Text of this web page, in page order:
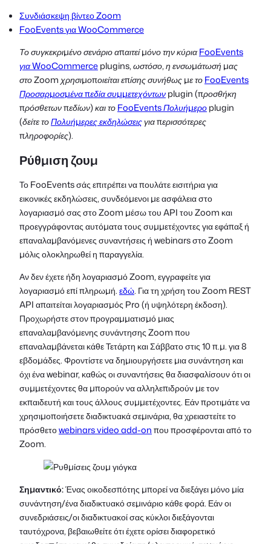
Συνδιάσκεψη βίντεο Zoom
FooEvents για WooCommerce
Το συγκεκριμένο σενάριο απαιτεί μόνο την κύριαFooEvents
για WooCommerceplugins, ωστόσο, η ενσωμάτωσή μας
στο Zoom χρησιμοποιείται επίσης συνήθως με τοFooEvents
Προσαρμοσμένα πεδία συμμετεχόντωνplugin (προσθήκη
πρόσθετων πεδίων) και τοFooEvents Πολυήμεροplugin
(δείτε τοΠολυήμερες εκδηλώσειςγια περισσότερες
πληροφορίες).
Ρύθμιση ζουμ
Το FooEvents σάς επιτρέπει να πουλάτε εισιτήρια για
εικονικές εκδηλώσεις, συνδεόμενοι με ασφάλεια στο
λογαριασμό σας στο Zoom μέσω του API του Zoom και
προεγγράφοντας αυτόματα τους συμμετέχοντες για εφάπαξ ή
επαναλαμβανόμενες συναντήσεις ή webinars στο Zoom
μόλις ολοκληρωθεί η παραγγελία.
Αν δεν έχετε ήδη λογαριασμό Zoom, εγγραφείτε για
λογαριασμό επί πληρωμή.εδώ. Για τη χρήση του Zoom REST
API απαιτείται λογαριασμός Pro (ή υψηλότερη έκδοση).
Προχωρήστε στον προγραμματισμό μιας
επαναλαμβανόμενης συνάντησης Zoom που
επαναλαμβάνεται κάθε Τετάρτη και Σάββατο στις 10 π.μ. για 8
εβδομάδες. Φροντίστε να δημιουργήσετε μια συνάντηση και
όχι ένα webinar, καθώς οι συναντήσεις θα διασφαλίσουν ότι οι
συμμετέχοντες θα μπορούν να αλληλεπιδρούν με τον
εκπαιδευτή και τους άλλους συμμετέχοντες. Εάν προτιμάτε να
χρησιμοποιήσετε διαδικτυακά σεμινάρια, θα χρειαστείτε το
πρόσθετοwebinars video add-onπου προσφέρονται από το
Zoom.
Σημαντικό:Ένας οικοδεσπότης μπορεί να διεξάγει μόνο μία
συνάντηση/ένα διαδικτυακό σεμινάριο κάθε φορά. Εάν οι
συνεδριάσεις/οι διαδικτυακοί σας κύκλοι διεξάγονται
ταυτόχρονα, βεβαιωθείτε ότι έχετε ορίσει διαφορετικό